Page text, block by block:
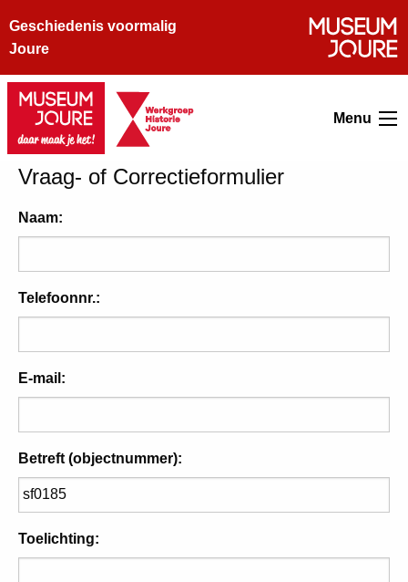
Geschiedenis voormalig
Joure
Menu
Vraag- of Correctieformulier
Naam:
Telefoonnr.:
E-mail:
Betreft (objectnummer):
Toelichting: